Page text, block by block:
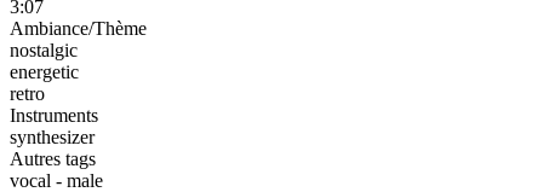
3:07
Ambiance/Thème
nostalgic
energetic
retro
Instruments
synthesizer
Autres tags
vocal - male